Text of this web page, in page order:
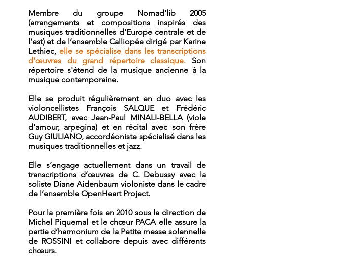
Membre du groupe Nomad'lib 2005
(arrangements et compositions inspirés des
musiques traditionnelles d’Europe centrale et de
l’est) et de l’ensemble Calliopée dirigé par Karine
Lethiec, elle se spécialise dans les transcriptions
d’œuvres du grand répertoire classique. Son
répertoire s'étend de la musique ancienne à la
musique contemporaine.
Elle se produit régulièrement en duo avec les
violoncellistes François SALQUE et Frédéric
AUDIBERT, avec Jean-Paul MINALI-BELLA (viole
d'amour, arpegina) et en récital avec son frère
Guy GIULIANO, accordéoniste spécialisé dans les
musiques traditionnelles et jazz.
Elle s’engage actuellement dans un travail de
transcriptions d’œuvres de C. Debussy avec la
soliste Diane Aidenbaum violoniste dans le cadre
de l’ensemble OpenHeart Project.
Pour la première fois en 2010 sous la direction de
Michel Piquemal et le chœur PACA elle assure la
partie d’harmonium de la Petite messe solennelle
de ROSSINI et collabore depuis avec différents
chœurs.